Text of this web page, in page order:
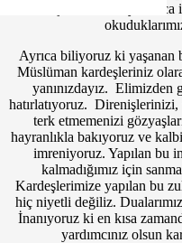
Yaşadıklarınızı
Ayrıca biliyoruz ki yaşanan
Müslüman kardeşleriniz
yanınızdayız.
hatırlatıyoruz. Direnişlerinizi,
terk etmemenizi
hayranlıkla bakıyoruz ve
imreniyoruz. Yapılan bu
kalmadığımız için
Kardeşlerimize yapılan bu
hiç niyetli değiliz.
İnanıyoruz ki en kısa
yardımcınız olsun